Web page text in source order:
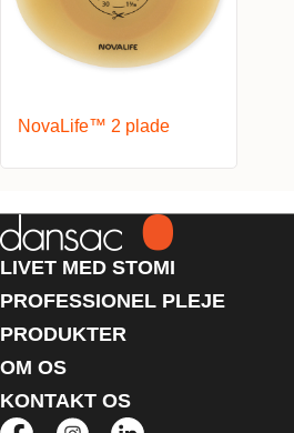
NovaLife™ 2 plade
LIVET MED STOMI
PROFESSIONEL PLEJE
PRODUKTER
OM OS
KONTAKT OS